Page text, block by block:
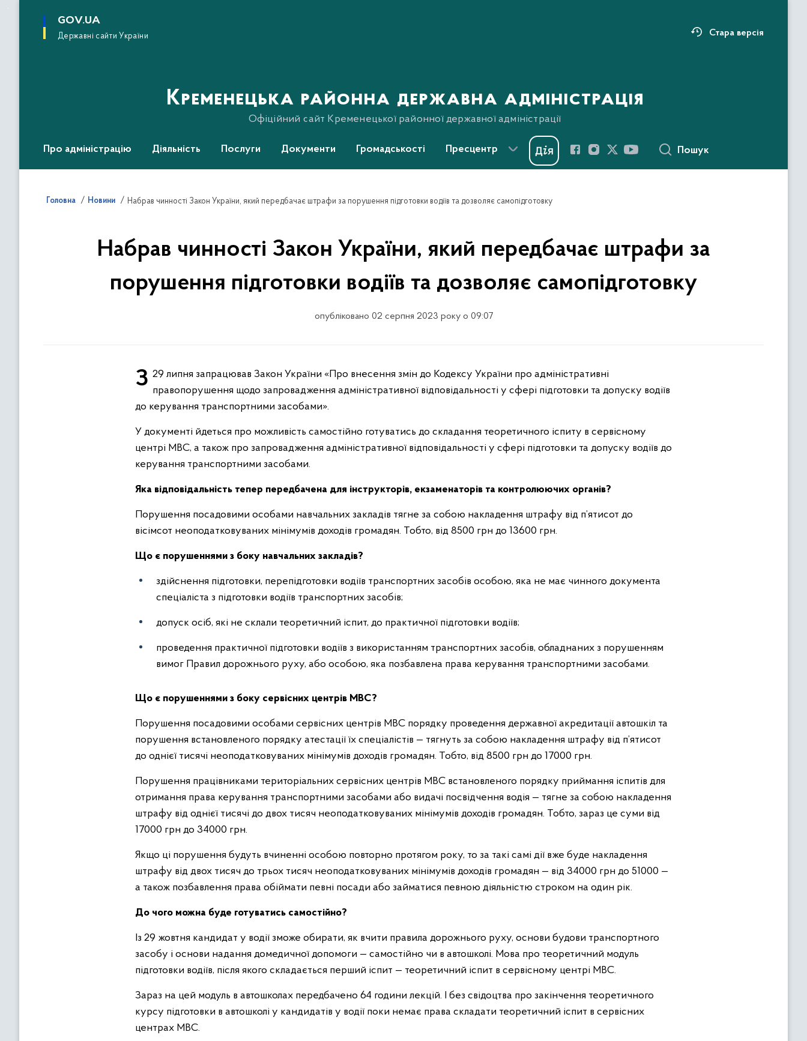
основного
GOV.UA
Державні сайти України Стара версія
Кременецька районна державна адміністрація
Офіційний сайт Кременецької районної державної адміністрації
Про адміністрацію Діяльність Послуги Документи Громадськості Пресцентр Пошук
Головна Новини Набрав чинності Закон України, який передбачає штрафи за порушення підготовки водіїв та дозволяє самопідготовку
Набрав чинності Закон України, який передбачає штрафи за
порушення підготовки водіїв та дозволяє самопідготовку
опубліковано 02 серпня 2023 року о 09:07
З 29 липня запрацював Закон України «Про внесення змін до Кодексу України про адміністративні правопорушення щодо запровадження адміністративної відповідальності у сфері підготовки та допуску водіїв
до керування транспортними засобами».
У документі йдеться про можливість самостійно готуватись до складання теоретичного іспиту в сервісному
центрі МВС, а також про запровадження адміністративної відповідальності у сфері підготовки та допуску водіїв до
керування транспортними засобами.
Яка відповідальність тепер передбачена для інструкторів, екзаменаторів та контролюючих органів?
Порушення посадовими особами навчальних закладів тягне за собою накладення штрафу від п’ятисот до
вісімсот неоподатковуваних мінімумів доходів громадян. Тобто, від 8500 грн до 13600 грн.
Що є порушеннями з боку навчальних закладів?
здійснення підготовки, перепідготовки водіїв транспортних засобів особою, яка не має чинного документа
спеціаліста з підготовки водіїв транспортних засобів;
допуск осіб, які не склали теоретичний іспит, до практичної підготовки водіїв;
проведення практичної підготовки водіїв з використанням транспортних засобів, обладнаних з порушенням
вимог Правил дорожнього руху, або особою, яка позбавлена права керування транспортними засобами.
Що є порушеннями з боку сервісних центрів МВС?
Порушення посадовими особами сервісних центрів МВС порядку проведення державної акредитації автошкіл та
порушення встановленого порядку атестації їх спеціалістів — тягнуть за собою накладення штрафу від п’ятисот
до однієї тисячі неоподатковуваних мінімумів доходів громадян. Тобто, від 8500 грн до 17000 грн.
Порушення працівниками територіальних сервісних центрів МВС встановленого порядку приймання іспитів для
отримання права керування транспортними засобами або видачі посвідчення водія — тягне за собою накладення
штрафу від однієї тисячі до двох тисяч неоподатковуваних мінімумів доходів громадян. Тобто, зараз це суми від
17000 грн до 34000 грн.
Якщо ці порушення будуть вчиненні особою повторно протягом року, то за такі самі дії вже буде накладення
штрафу від двох тисяч до трьох тисяч неоподатковуваних мінімумів доходів громадян — від 34000 грн до 51000 —
а також позбавлення права обіймати певні посади або займатися певною діяльністю строком на один рік.
До чого можна буде готуватись самостійно?
Із 29 жовтня кандидат у водії зможе обирати, як вчити правила дорожнього руху, основи будови транспортного
засобу і основи надання домедичної допомоги — самостійно чи в автошколі. Мова про теоретичний модуль
підготовки водіїв, після якого складається перший іспит — теоретичний іспит в сервісному центрі МВС.
Зараз на цей модуль в автошколах передбачено 64 години лекцій. І без свідоцтва про закінчення теоретичного
курсу підготовки в автошколі у кандидатів у водії поки немає права складати теоретичний іспит в сервісних
центрах МВС.